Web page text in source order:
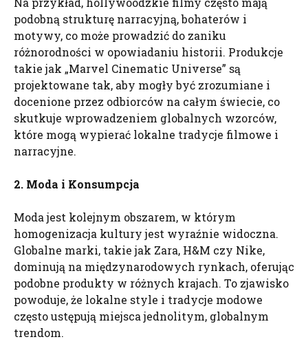
podobną strukturę narracyjną, bohaterów i
motywy, co może prowadzić do zaniku
różnorodności w opowiadaniu historii. Produkcje
takie jak „Marvel Cinematic Universe” są
projektowane tak, aby mogły być zrozumiane i
docenione przez odbiorców na całym świecie, co
skutkuje wprowadzeniem globalnych wzorców,
które mogą wypierać lokalne tradycje filmowe i
narracyjne.
2. Moda i Konsumpcja
Moda jest kolejnym obszarem, w którym
homogenizacja kultury jest wyraźnie widoczna.
Globalne marki, takie jak Zara, H&M czy Nike,
dominują na międzynarodowych rynkach, oferując
podobne produkty w różnych krajach. To zjawisko
powoduje, że lokalne style i tradycje modowe
często ustępują miejsca jednolitym, globalnym
trendom.